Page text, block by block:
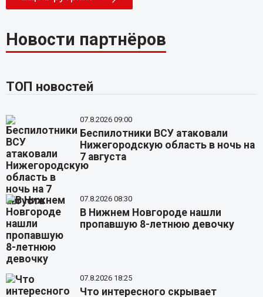
Новости партнёров
ТОП новостей
07.8.2026 09:00
Беспилотники ВСУ атаковали
Нижегородскую область в ночь на
7 августа
07.8.2026 08:30
В Нижнем Новгороде нашли
пропавшую 8-летнюю девочку
07.8.2026 18:25
Что интересного скрывает